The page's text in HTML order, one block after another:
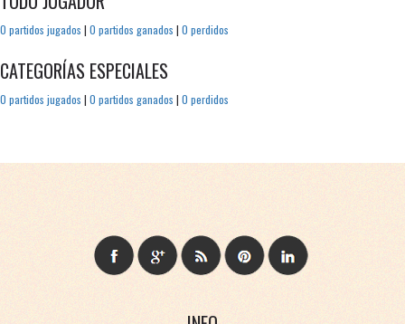
0 partidos jugados | 0 partidos ganados | 0 perdidos
CATEGORÍAS ESPECIALES
0 partidos jugados | 0 partidos ganados | 0 perdidos